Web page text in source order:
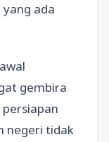
ada
gembira
negeri tidak